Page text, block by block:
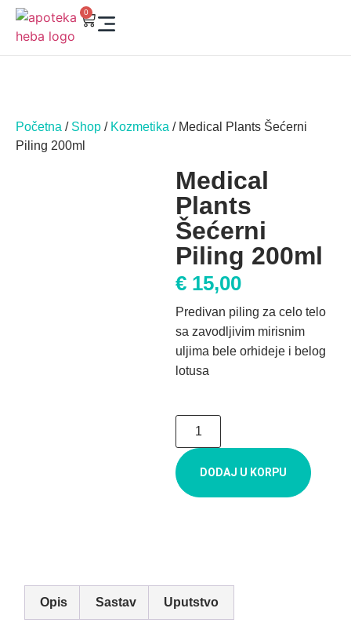
0
Početna / Shop / Kozmetika / Medical Plants Šećerni
Piling 200ml
Medical
Plants
Šećerni
Piling 200ml
€ 15,00
Predivan piling za celo telo
sa zavodljivim mirisnim
uljima bele orhideje i belog
lotusa
DODAJ U KORPU
Opis Sastav Uputstvo